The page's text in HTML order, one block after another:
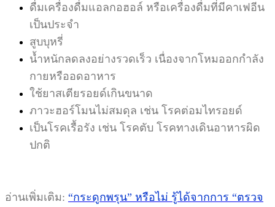
ดื่มเครื่องดื่มแอลกอฮอล์ หรือเครื่องดื่มที่มีคาเฟอีน
เป็นประจำ
สูบบุหรี่
น้ำหนักลดลงอย่างรวดเร็ว เนื่องจากโหมออกกำลัง
กายหรืออดอาหาร
ใช้ยาสเตียรอยด์เกินขนาด
ภาวะฮอร์โมนไม่สมดุล เช่น โรคต่อมไทรอยด์
เป็นโรคเรื้อรัง เช่น โรคตับ โรคทางเดินอาหารผิด
ปกติ
อ่านเพิ่มเติม: “กระดูกพรุน” หรือไม่ รู้ได้จากการ “ตรวจ